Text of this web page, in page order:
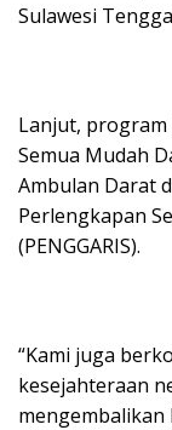
Sulawesi
Lanjut,
Semua Mudah
Ambulan Darat
Perlengkapan
(PENGGARIS).
“Kami juga
kesejahteraan
mengembalikan